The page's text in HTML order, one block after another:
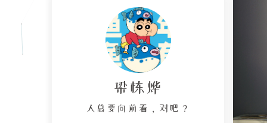
梁栋烨
人总要向前看，对吧？